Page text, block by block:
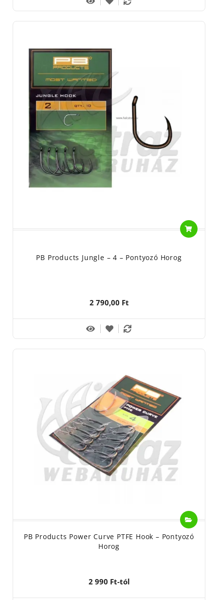
PB Products Jungle – 4 – Pontyozó Horog
2 790,00 Ft
PB Products Power Curve PTFE Hook – Pontyozó
Horog
2 990 Ft-tól